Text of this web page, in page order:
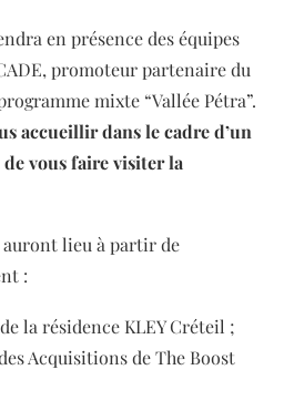
en présence des équipes
promoteur partenaire du
mixte “Vallée Pétra”.
accueillir dans le cadre d’un
vous faire visiter la
auront lieu à partir de
:
la résidence KLEY Créteil ;
Acquisitions de The Boost